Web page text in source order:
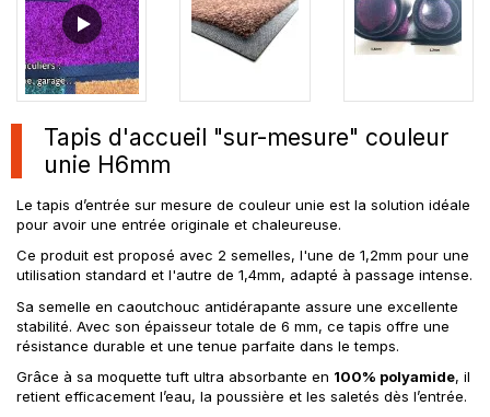
Tapis d'accueil "sur-mesure" couleur
unie H6mm
Le tapis d’entrée sur mesure de couleur unie est la solution idéale
pour avoir une entrée originale et chaleureuse.
Ce produit est proposé avec 2 semelles, l'une de 1,2mm pour une
utilisation standard et l'autre de 1,4mm, adapté à passage intense.
Sa semelle en caoutchouc antidérapante assure une excellente
stabilité. Avec son épaisseur totale de 6 mm, ce tapis offre une
résistance durable et une tenue parfaite dans le temps.
Grâce à sa moquette tuft ultra absorbante en 100% polyamide, il
retient efficacement l’eau, la poussière et les saletés dès l’entrée.